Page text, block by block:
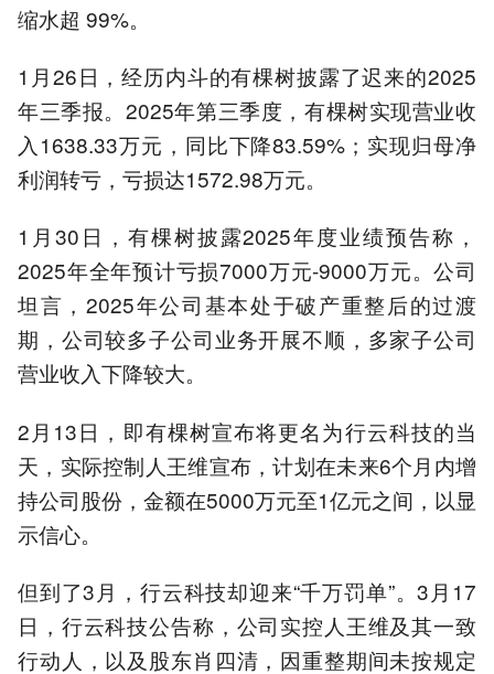
缩水超 99%。
1月26日，经历内斗的有棵树披露了迟来的2025
年三季报。2025年第三季度，有棵树实现营业收
入1638.33万元，同比下降83.59%；实现归母净
利润转亏，亏损达1572.98万元。
1月30日，有棵树披露2025年度业绩预告称，
2025年全年预计亏损7000万元-9000万元。公司
坦言，2025年公司基本处于破产重整后的过渡
期，公司较多子公司业务开展不顺，多家子公司
营业收入下降较大。
2月13日，即有棵树宣布将更名为行云科技的当
天，实际控制人王维宣布，计划在未来6个月内增
持公司股份，金额在5000万元至1亿元之间，以显
示信心。
但到了3月，行云科技却迎来“千万罚单”。3月17
日，行云科技公告称，公司实控人王维及其一致
行动人，以及股东肖四清，因重整期间未按规定